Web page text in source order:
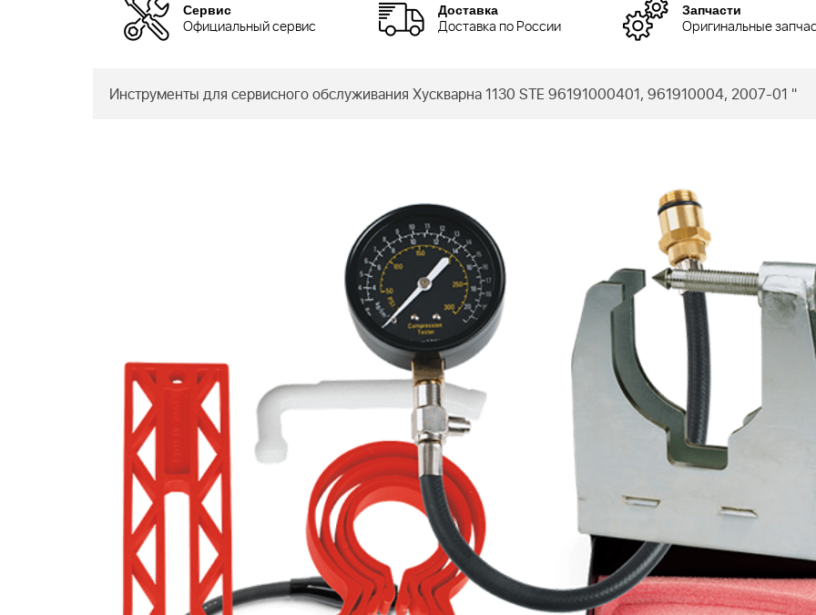
Сервис
Официальный сервис
Доставка
Доставка по России
Запчасти
Оригинальные
Инструменты для сервисного обслуживания Хускварна 1130 STE 96191000401, 961910004, 2007-01 "